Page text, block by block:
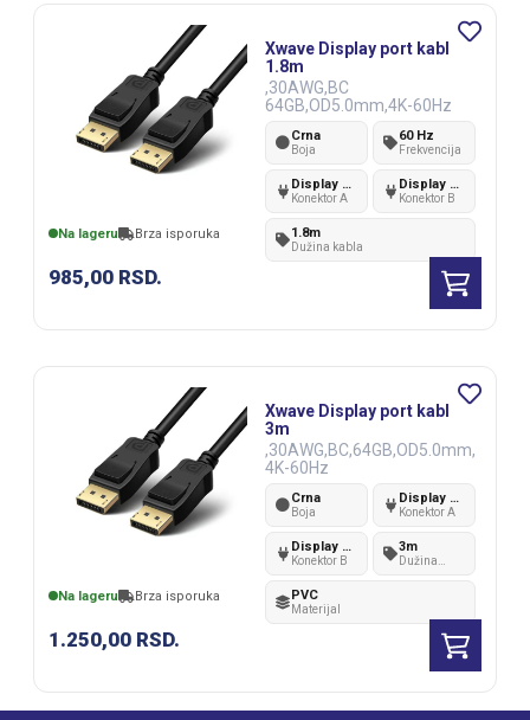
Na lageru Brza isporuka
985,00 RSD.
Xwave Display port kabl
1.8m
,30AWG,BC
64GB,OD5.0mm,4K-60Hz
Crna
Boja
60 Hz
Frekvencija
Display port v1.2
Konektor A
Display port v1.2
Konektor B
1.8m
Dužina kabla
Na lageru Brza isporuka
1.250,00 RSD.
Xwave Display port kabl
3m
,30AWG,BC,64GB,OD5.0mm,
4K-60Hz
Crna
Boja
Display port v1.2
Konektor A
Display port v1.2
Konektor B
3m
Dužina
PVC
Materijal